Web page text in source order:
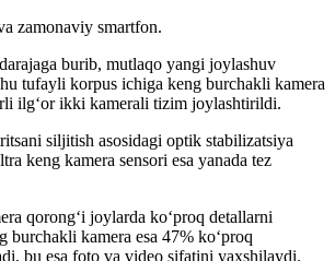
zamonaviy smartfon.
burib, mutlaqo yangi joylashuv
tufayli korpus ichiga keng burchakli kamera
ilg‘or ikki kamerali tizim joylashtirildi.
siljitish asosidagi optik stabilizatsiya
keng kamera sensori esa yanada tez
qorong‘i joylarda ko‘proq detallarni
burchakli kamera esa 47% ko‘proq
bu esa foto va video sifatini yaxshilaydi.